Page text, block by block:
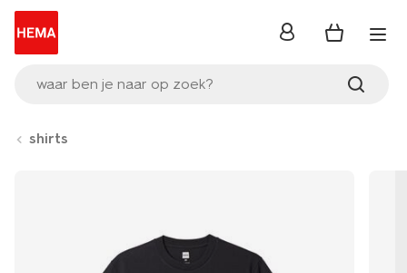
waar ben je naar op zoek?
inloggen
shirts